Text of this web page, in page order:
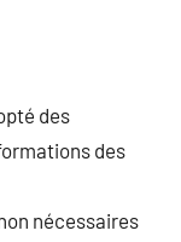
des
des
nécessaires